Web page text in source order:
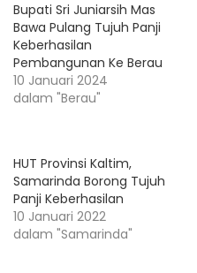
Bupati Sri Juniarsih Mas
Bawa Pulang Tujuh Panji
Keberhasilan
Pembangunan Ke Berau
10 Januari 2024
dalam "Berau"
HUT Provinsi Kaltim,
Samarinda Borong Tujuh
Panji Keberhasilan
10 Januari 2022
dalam "Samarinda"